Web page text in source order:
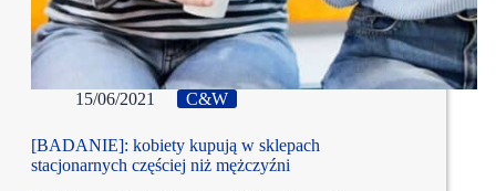
15/06/2021 C&W
[BADANIE]: kobiety kupują w sklepach
stacjonarnych częściej niż mężczyźni